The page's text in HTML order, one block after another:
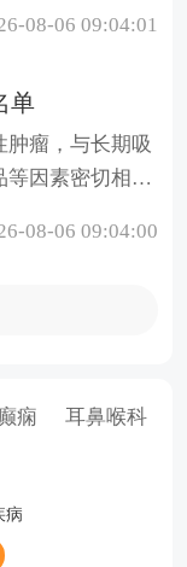
08-06 09:04:01
单
瘤，与长期吸
等因素密切相
08-06 09:04:00
痫 耳鼻喉科
病